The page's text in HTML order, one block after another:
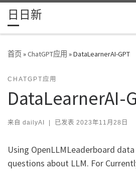
Skip to content
日日新
首页»ChatGPT应用 »DataLearnerAI-GPT
CHATGPT应用
DataLearnerAI-
来自 dailyAI | 已发表 2023年11月28日
Using OpenLLMLeaderboard
questions about LLM. For